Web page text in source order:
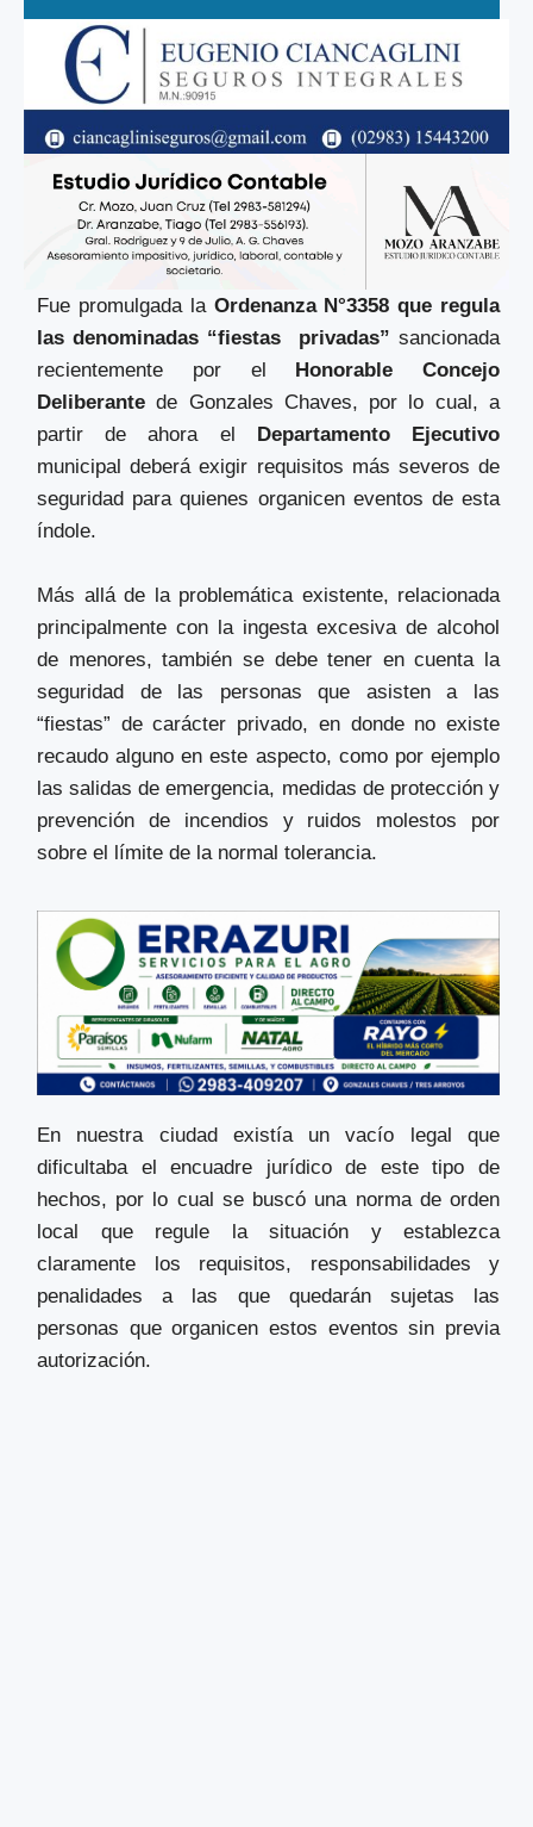
Fue promulgada la Ordenanza N°3358 que regula
las denominadas “fiestas privadas” sancionada
recientemente por el Honorable Concejo
Deliberante de Gonzales Chaves, por lo cual, a
partir de ahora el Departamento Ejecutivo
municipal deberá exigir requisitos más severos de
seguridad para quienes organicen eventos de esta
índole.
Más allá de la problemática existente, relacionada
principalmente con la ingesta excesiva de alcohol
de menores, también se debe tener en cuenta la
seguridad de las personas que asisten a las
“fiestas” de carácter privado, en donde no existe
recaudo alguno en este aspecto, como por ejemplo
las salidas de emergencia, medidas de protección y
prevención de incendios y ruidos molestos por
sobre el límite de la normal tolerancia.
En nuestra ciudad existía un vacío legal que
dificultaba el encuadre jurídico de este tipo de
hechos, por lo cual se buscó una norma de orden
local que regule la situación y establezca
claramente los requisitos, responsabilidades y
penalidades a las que quedarán sujetas las
personas que organicen estos eventos sin previa
autorización.